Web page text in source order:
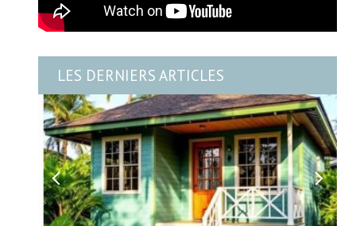
LES DERNIERS ARTICLES